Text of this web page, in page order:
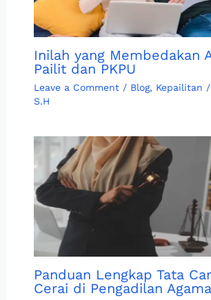
Inilah yang Membedakan
Pailit dan PKPU
Leave a Comment / Blog, Kepailitan
S.H
Panduan Lengkap Tata
Cerai di Pengadilan Agama